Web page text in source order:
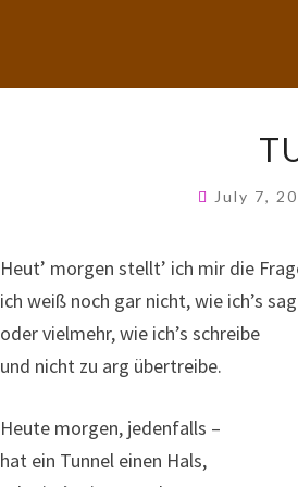
July 7,
Heut’ morgen stellt’ ich mir die
ich weiß noch gar nicht, wie ich’s
oder vielmehr, wie ich’s schreibe
und nicht zu arg übertreibe.
Heute morgen, jedenfalls –
hat ein Tunnel einen Hals,